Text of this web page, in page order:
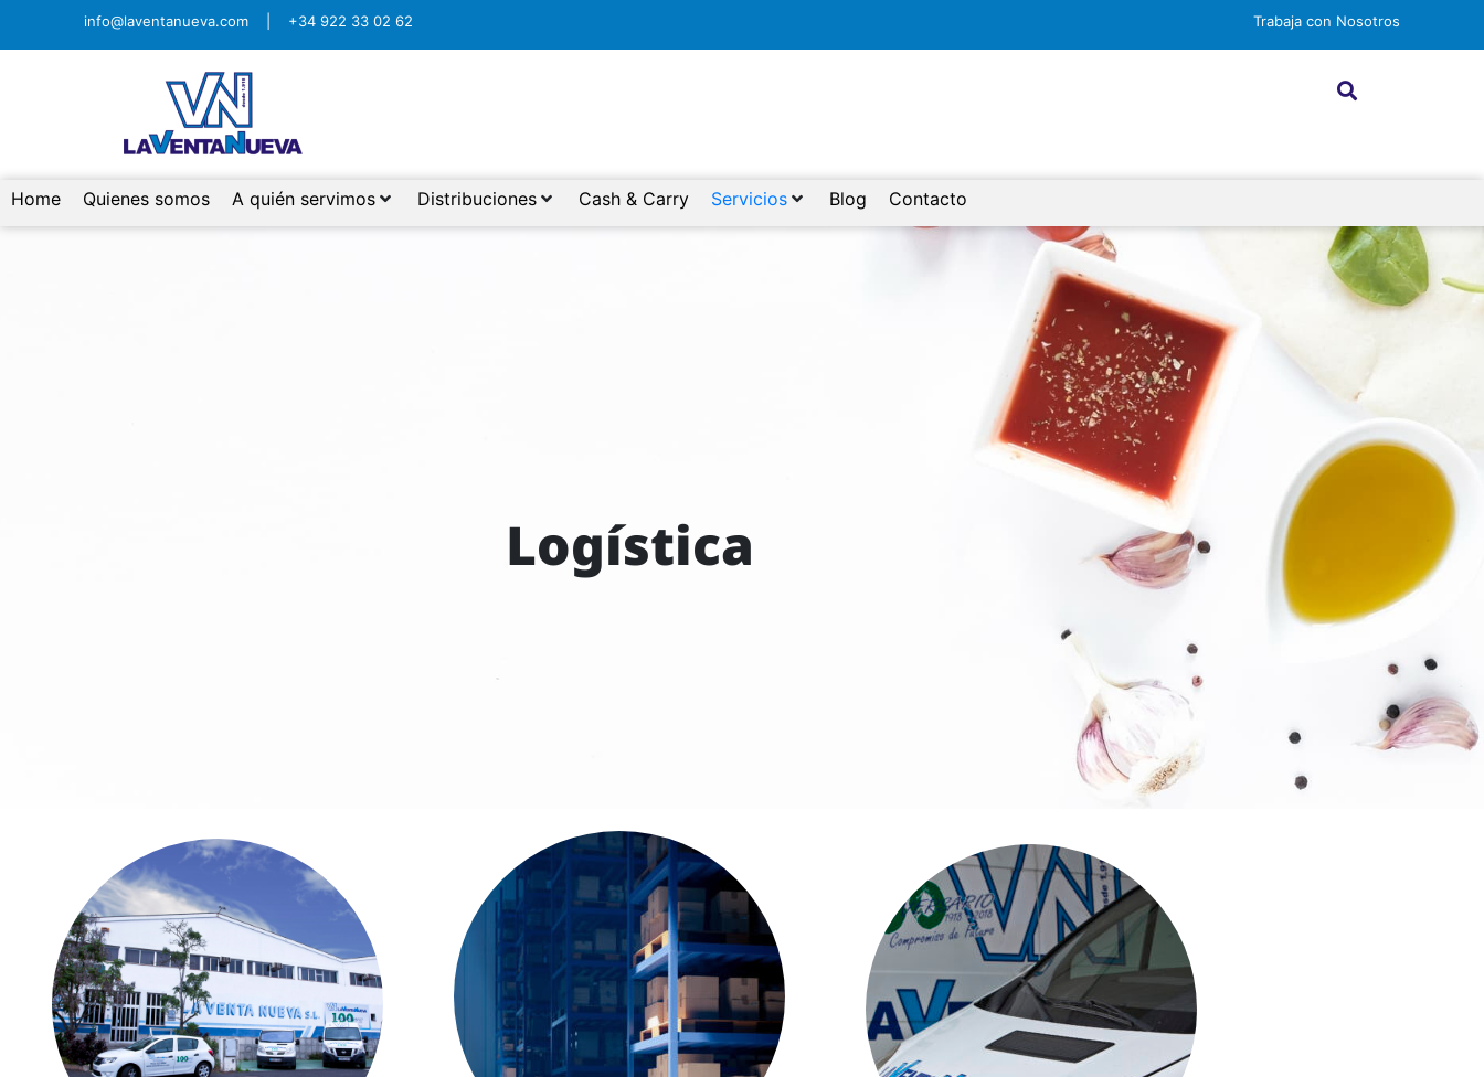
info@laventanueva.com +34 922 33 02 62 Trabaja con Nosotros
Home Quienes somos A quién servimos Distribuciones Cash & Carry Servicios Blog Contacto
Logística